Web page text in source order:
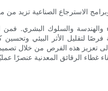
والهندسة والسلوك البشري.
لتقليل الأثر البيئي
تعزيز هذه الفرص من خلال تصميم